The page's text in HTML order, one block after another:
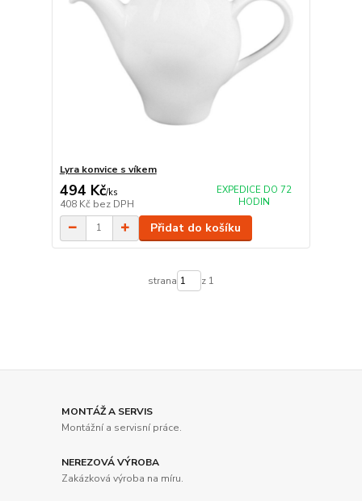
Lyra konvice s víkem
494 Kč/ks
408 Kč bez DPH
EXPEDICE DO 72
HODIN
Přidat do košíku
strana z 1
MONTÁŽ A SERVIS
Montážní a servisní práce.
NEREZOVÁ VÝROBA
Zakázková výroba na míru.